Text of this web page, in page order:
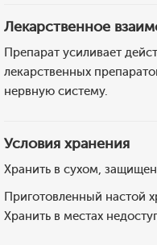
Лекарственное
Препарат усиливает
лекарственных
нервную систему.
Условия хранения
Хранить в сухом,
Приготовленный настой
Хранить в местах